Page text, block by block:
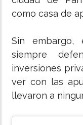
como casa de
Sin
siempre
inversiones
ver con las
llevaron a